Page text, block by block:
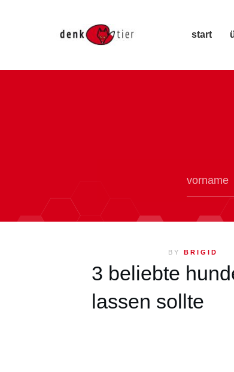
start
BY BRIGID
3 beliebte
lassen sollte